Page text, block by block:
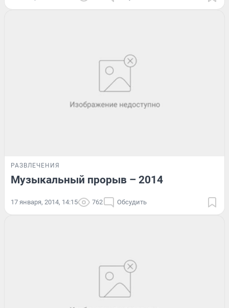
РАЗВЛЕЧЕНИЯ
Музыкальный прорыв – 2014
17 января, 2014, 14:15 762 Обсудить